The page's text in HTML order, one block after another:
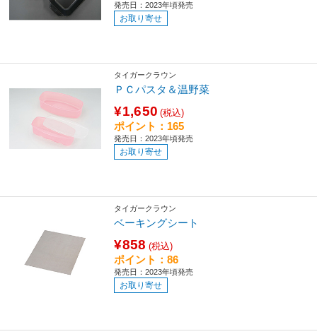
発売日：2023年頃発売
お取り寄せ
タイガークラウン
ＰＣパスタ＆温野菜
¥1,650 (税込)
ポイント：165
発売日：2023年頃発売
お取り寄せ
タイガークラウン
ベーキングシート
¥858 (税込)
ポイント：86
発売日：2023年頃発売
お取り寄せ